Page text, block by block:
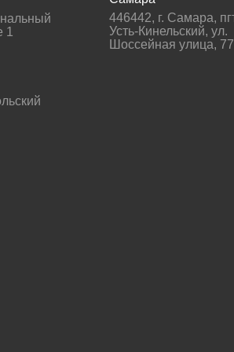
1
446442, г. Самара,
Усть-Кинельский, ул.
Шоссейная улица,